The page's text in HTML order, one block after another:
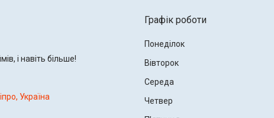
і навіть більше!
Україна
Графік роботи
Понеділок
Вівторок
Середа
Четвер